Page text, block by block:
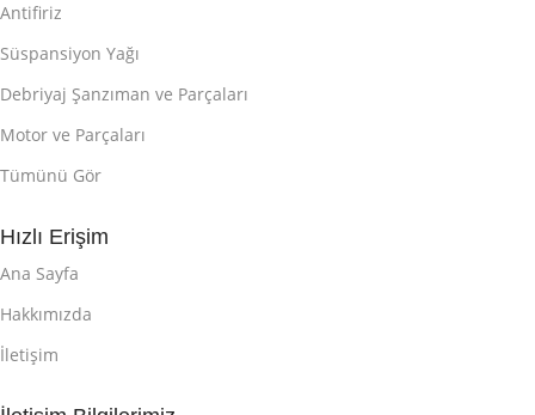
Antifiriz
Süspansiyon Yağı
Debriyaj Şanzıman ve Parçaları
Motor ve Parçaları
Tümünü Gör
Hızlı Erişim
Ana Sayfa
Hakkımızda
İletişim